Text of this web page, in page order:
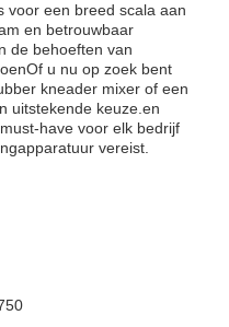
voor een breed scala aan
en betrouwbaar
de behoeften van
u nu op zoek bent
kneader mixer of een
uitstekende keuze.en
have voor elk bedrijf
vereist.